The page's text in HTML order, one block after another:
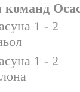
команд
1 - 2
1 - 2